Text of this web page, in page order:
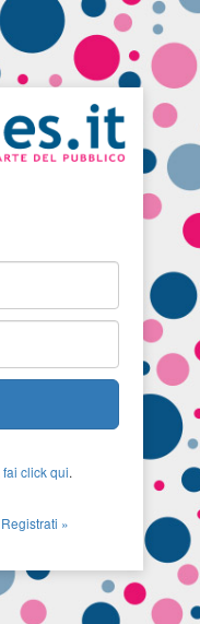
fai click qui.
Registrati »